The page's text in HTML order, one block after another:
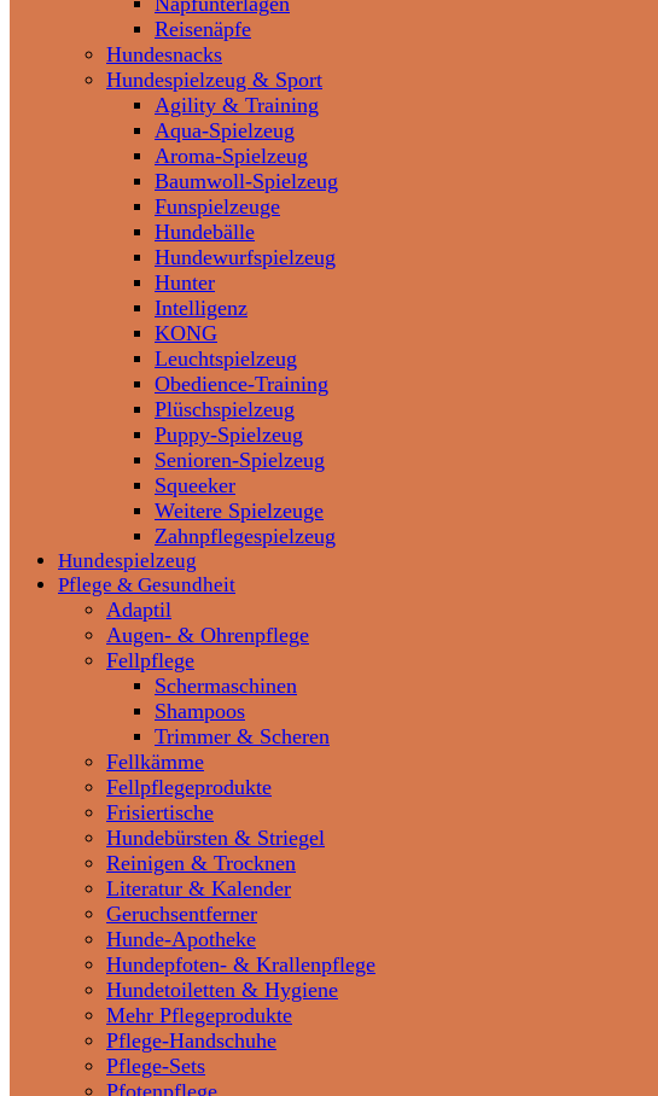
Reisenäpfe
Hundesnacks
Hundespielzeug & Sport
Agility & Training
Aqua-Spielzeug
Aroma-Spielzeug
Baumwoll-Spielzeug
Funspielzeuge
Hundebälle
Hundewurfspielzeug
Hunter
Intelligenz
KONG
Leuchtspielzeug
Obedience-Training
Plüschspielzeug
Puppy-Spielzeug
Senioren-Spielzeug
Squeeker
Weitere Spielzeuge
Zahnpflegespielzeug
Hundespielzeug
Pflege & Gesundheit
Adaptil
Augen- & Ohrenpflege
Fellpflege
Schermaschinen
Shampoos
Trimmer & Scheren
Fellkämme
Fellpflegeprodukte
Frisiertische
Hundebürsten & Striegel
Reinigen & Trocknen
Literatur & Kalender
Geruchsentferner
Hunde-Apotheke
Hundepfoten- & Krallenpflege
Hundetoiletten & Hygiene
Mehr Pflegeprodukte
Pflege-Handschuhe
Pflege-Sets